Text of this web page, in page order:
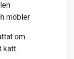
möbler
om
katt.